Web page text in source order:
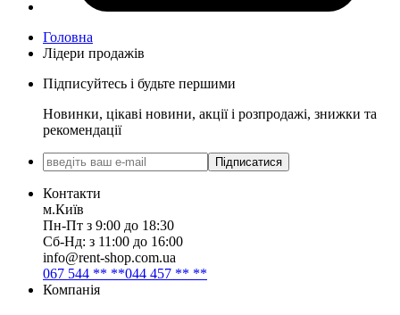
Головна
Лідери продажів
Підписуйтесь і будьте першими
Новинки, цікаві новини, акції і розпродажі, знижки та
рекомендації
Підписатися
Контакти
м.Київ
Пн-Пт з 9:00 до 18:30
Сб-Нд: з 11:00 до 16:00
info@rent-shop.com.ua
067 544 ** **044 457 ** **
Компанія